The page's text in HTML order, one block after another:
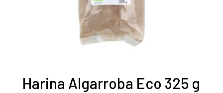
Harina Algarroba Eco 325 g